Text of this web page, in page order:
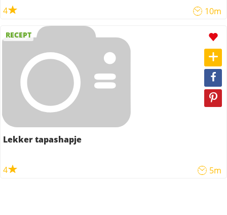
4 10m
RECEPT
Lekker tapashapje
4 5m